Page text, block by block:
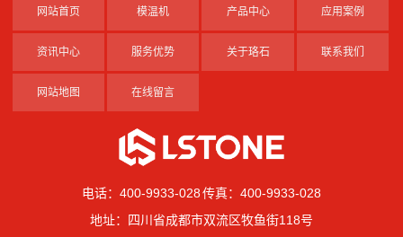
网站首页 模温机 产品中心 应用案例
资讯中心 服务优势 关于珞石 联系我们
网站地图 在线留言
电话：400-9933-028 传真：400-9933-028
地址：四川省成都市双流区牧鱼街118号